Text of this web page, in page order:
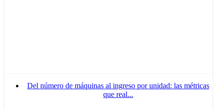
Del número de máquinas al ingreso por unidad: las métricas
que real...